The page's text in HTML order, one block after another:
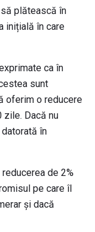
plătească în
inițială în care
ca în
sunt
oferim o reducere
zile. Dacă nu
în
de 2%
pe care îl
și dacă